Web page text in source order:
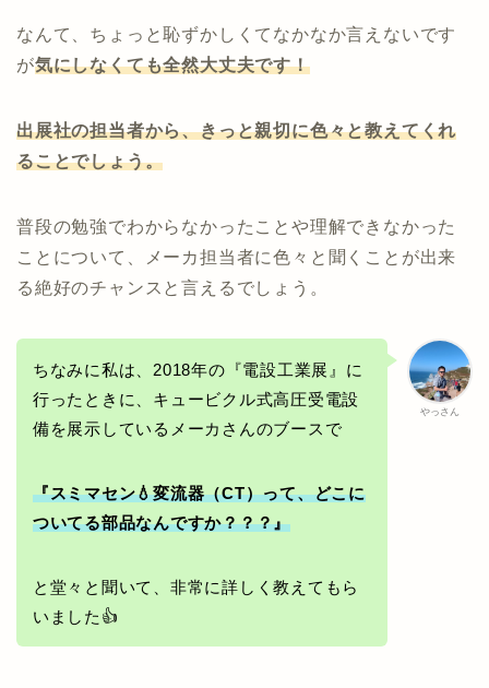
なんて、ちょっと恥ずかしくてなかなか言えないです
が気にしなくても全然大丈夫です！
出展社の担当者から、きっと親切に色々と教えてくれ
ることでしょう。
普段の勉強でわからなかったことや理解できなかった
ことについて、メーカ担当者に色々と聞くことが出来
る絶好のチャンスと言えるでしょう。
やっさん
ちなみに私は、2018年の『電設工業展』に
行ったときに、キュービクル式高圧受電設
備を展示しているメーカさんのブースで
『スミマセン💧変流器（CT）って、どこに
ついてる部品なんですか？？？』
と堂々と聞いて、非常に詳しく教えてもら
いました👍